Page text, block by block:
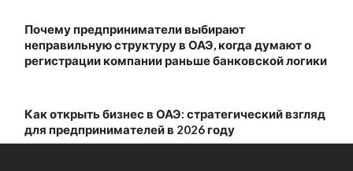
Почему предприниматели выбирают
неправильную структуру в ОАЭ, когда думают о
регистрации компании раньше банковской логики
Как открыть бизнес в ОАЭ: стратегический взгляд
для предпринимателей в 2026 году